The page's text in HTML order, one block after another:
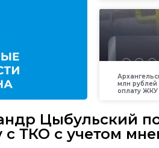
млн рублей
оплату ЖКУ
Цыбульский
с ТКО с учетом